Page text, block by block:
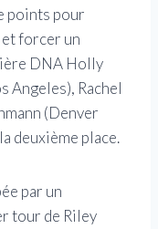
points pour
forcer un
DNA Holly
Angeles), Rachel
(Denver
deuxième place.
par un
tour de Riley